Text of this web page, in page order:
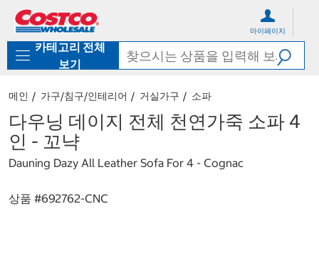
로
기
가
마이페이지
카테고리 전체
보기
메인 가구/침구/인테리어 거실가구 소파
다우닝 데이지 전체 천연가죽 소파 4
인 - 꼬냑
Dauning Dazy All Leather Sofa For 4 - Cognac
상품 #692762-CNC